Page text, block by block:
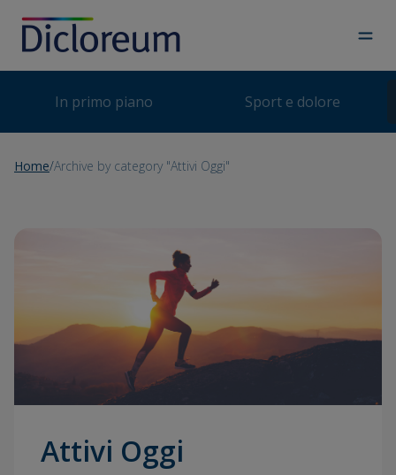
content
In primo piano Sport e dolore
Home/Archive by category "Attivi Oggi"
Attivi Oggi